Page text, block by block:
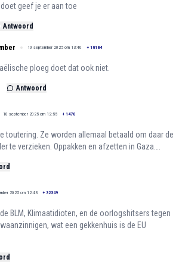
geef je er aan toe
Antwoord
10 september 2025 om 13:40 + 18184
ploeg doet dat ook niet.
Antwoord
10 september 2025 om 12:55 + 1470
toutering. Ze worden allemaal betaald om daar de
te verzieken. Oppakken en afzetten in Gaza….
2025 om 12:43 + 32349
BLM, Klimaatidioten, en de oorlogshitsers tegen
wat een gekkenhuis is de EU